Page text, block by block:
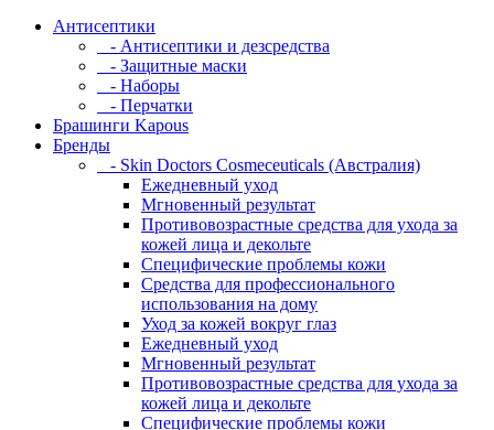
Антисептики
- Антисептики и дезсредства
- Защитные маски
- Наборы
- Перчатки
Брашинги Kapous
Бренды
- Skin Doctors Cosmeceuticals (Австралия)
Ежедневный уход
Мгновенный результат
Противовозрастные средства для ухода за
кожей лица и декольте
Специфические проблемы кожи
Средства для профессионального
использования на дому
Уход за кожей вокруг глаз
Ежедневный уход
Мгновенный результат
Противовозрастные средства для ухода за
кожей лица и декольте
Специфические проблемы кожи